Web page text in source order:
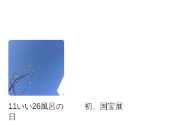
11いい26風呂の
日
初、国宝展